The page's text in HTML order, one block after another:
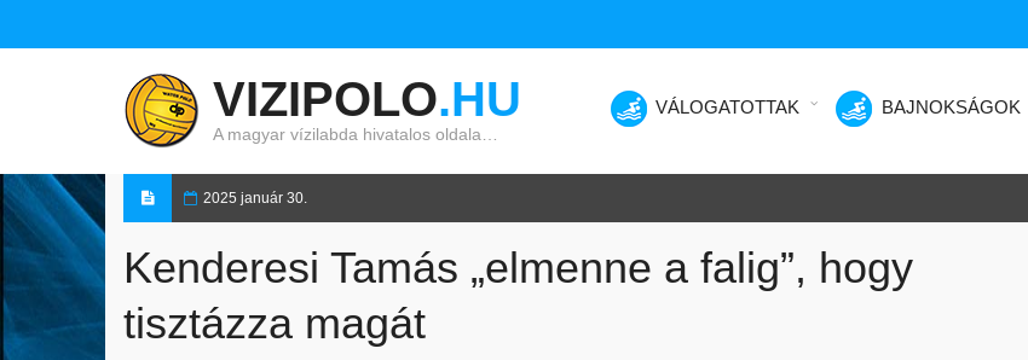
VIZIPOLO.HU
A magyar vízilabda hivatalos oldala…
VÁLOGATOTTAK BAJNOKSÁGOK
2025 január 30.
Kenderesi Tamás „elmenne a falig”, hogy
tisztázza magát